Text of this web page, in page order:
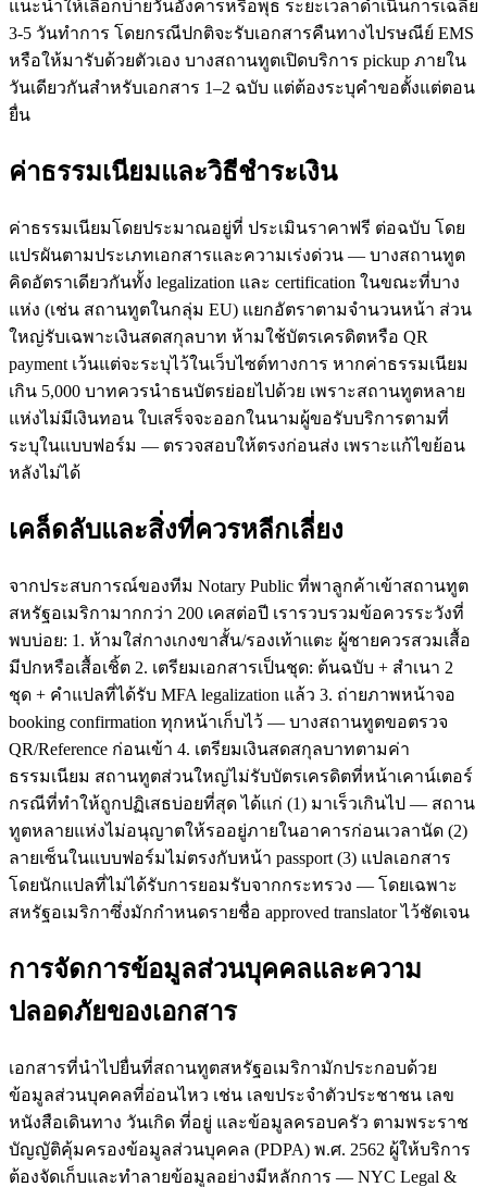
แนะนำให้เลือกบ่ายวันอังคารหรือพุธ ระยะเวลาดำเนินการเฉลี่ย
3-5 วันทำการ โดยกรณีปกติจะรับเอกสารคืนทางไปรษณีย์ EMS
หรือให้มารับด้วยตัวเอง บางสถานทูตเปิดบริการ pickup ภายใน
วันเดียวกันสำหรับเอกสาร 1–2 ฉบับ แต่ต้องระบุคำขอตั้งแต่ตอน
ยื่น
ค่าธรรมเนียมและวิธีชำระเงิน
ค่าธรรมเนียมโดยประมาณอยู่ที่ ประเมินราคาฟรี ต่อฉบับ โดย
แปรผันตามประเภทเอกสารและความเร่งด่วน — บางสถานทูต
คิดอัตราเดียวกันทั้ง legalization และ certification ในขณะที่บาง
แห่ง (เช่น สถานทูตในกลุ่ม EU) แยกอัตราตามจำนวนหน้า ส่วน
ใหญ่รับเฉพาะเงินสดสกุลบาท ห้ามใช้บัตรเครดิตหรือ QR
payment เว้นแต่จะระบุไว้ในเว็บไซต์ทางการ หากค่าธรรมเนียม
เกิน 5,000 บาทควรนำธนบัตรย่อยไปด้วย เพราะสถานทูตหลาย
แห่งไม่มีเงินทอน ใบเสร็จจะออกในนามผู้ขอรับบริการตามที่
ระบุในแบบฟอร์ม — ตรวจสอบให้ตรงก่อนส่ง เพราะแก้ไขย้อน
หลังไม่ได้
เคล็ดลับและสิ่งที่ควรหลีกเลี่ยง
จากประสบการณ์ของทีม Notary Public ที่พาลูกค้าเข้าสถานทูต
สหรัฐอเมริกามากกว่า 200 เคสต่อปี เรารวบรวมข้อควรระวังที่
พบบ่อย: 1. ห้ามใส่กางเกงขาสั้น/รองเท้าแตะ ผู้ชายควรสวมเสื้อ
มีปกหรือเสื้อเชิ้ต 2. เตรียมเอกสารเป็นชุด: ต้นฉบับ + สำเนา 2
ชุด + คำแปลที่ได้รับ MFA legalization แล้ว 3. ถ่ายภาพหน้าจอ
booking confirmation ทุกหน้าเก็บไว้ — บางสถานทูตขอตรวจ
QR/Reference ก่อนเข้า 4. เตรียมเงินสดสกุลบาทตามค่า
ธรรมเนียม สถานทูตส่วนใหญ่ไม่รับบัตรเครดิตที่หน้าเคาน์เตอร์
กรณีที่ทำให้ถูกปฏิเสธบ่อยที่สุด ได้แก่ (1) มาเร็วเกินไป — สถาน
ทูตหลายแห่งไม่อนุญาตให้รออยู่ภายในอาคารก่อนเวลานัด (2)
ลายเซ็นในแบบฟอร์มไม่ตรงกับหน้า passport (3) แปลเอกสาร
โดยนักแปลที่ไม่ได้รับการยอมรับจากกระทรวง — โดยเฉพาะ
สหรัฐอเมริกาซึ่งมักกำหนดรายชื่อ approved translator ไว้ชัดเจน
การจัดการข้อมูลส่วนบุคคลและความ
ปลอดภัยของเอกสาร
เอกสารที่นำไปยื่นที่สถานทูตสหรัฐอเมริกามักประกอบด้วย
ข้อมูลส่วนบุคคลที่อ่อนไหว เช่น เลขประจำตัวประชาชน เลข
หนังสือเดินทาง วันเกิด ที่อยู่ และข้อมูลครอบครัว ตามพระราช
บัญญัติคุ้มครองข้อมูลส่วนบุคคล (PDPA) พ.ศ. 2562 ผู้ให้บริการ
ต้องจัดเก็บและทำลายข้อมูลอย่างมีหลักการ — NYC Legal &